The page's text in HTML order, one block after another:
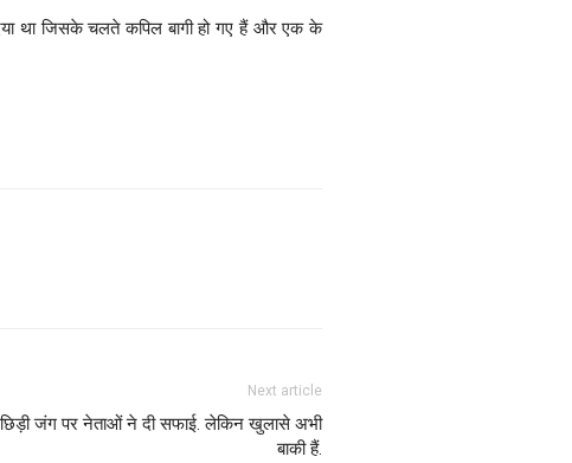
था जिसके चलते कपिल बागी हो गए हैं और एक के
Next article
जंग पर नेताओं ने दी सफाई. लेकिन खुलासे अभी
बाकी हैं.